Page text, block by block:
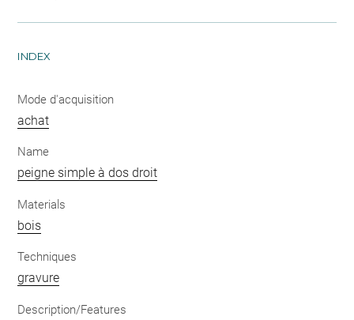
INDEX
Mode d'acquisition
achat
Name
peigne simple à dos droit
Materials
bois
Techniques
gravure
Description/Features